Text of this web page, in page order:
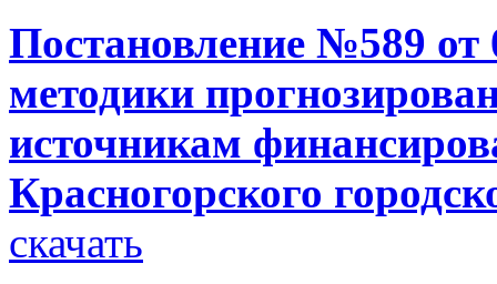
Постановление №589 от
методики
источникам
Красногорского
скачать